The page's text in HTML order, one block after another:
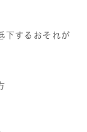
するおそれが